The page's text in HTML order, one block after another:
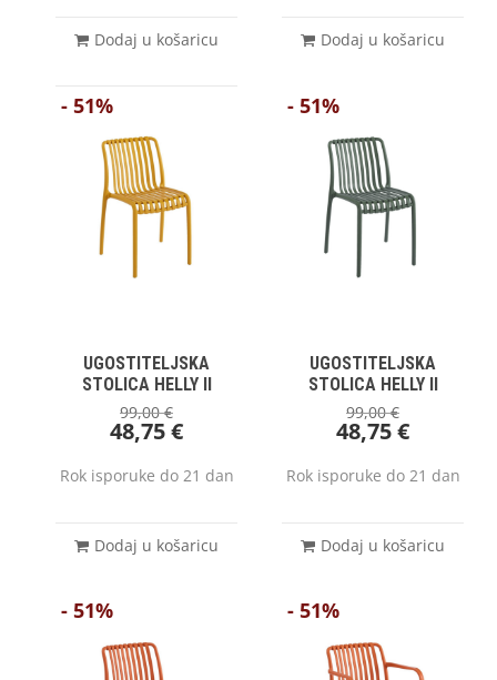
Dodaj u košaricu Dodaj u košaricu
- 51%
UGOSTITELJSKA
STOLICA HELLY II
99,00€
48,75€
Rok isporuke do 21 dan
Dodaj u košaricu
- 51%
UGOSTITELJSKA
STOLICA HELLY II
99,00€
48,75€
Rok isporuke do 21 dan
Dodaj u košaricu
- 51% - 51%